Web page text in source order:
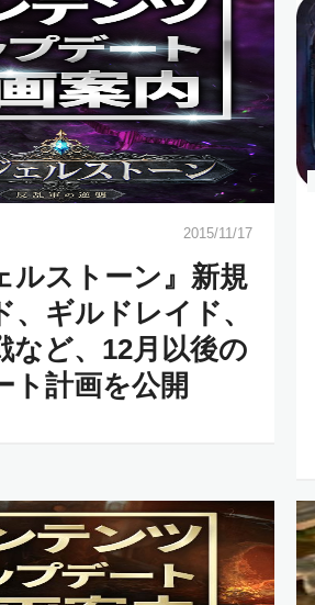
2015/11/17
ルストーン』新規
、ギルドレイド、
など、12月以後の
ト計画を公開